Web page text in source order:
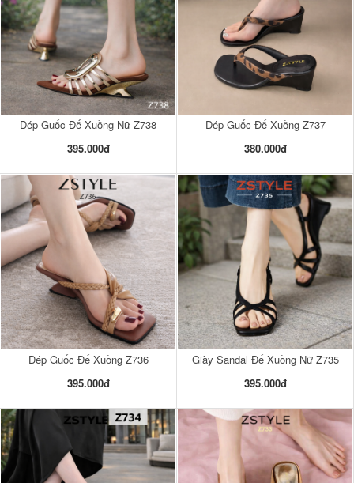
Dép Guốc Đế Xuồng Nữ Z738
395.000đ
Dép Guốc Đế Xuồng Z737
380.000đ
Dép Guốc Đế Xuồng Z736
395.000đ
Giày Sandal Đế Xuồng Nữ Z735
395.000đ